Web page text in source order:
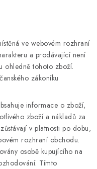
ve webovém rozhraní
a prodávající není
ohledně tohoto zboží.
zákoníku
informace o zboží,
zboží a nákladů za
v platnosti po dobu,
rozhraní obchodu.
osobě kupujícího na
Tímto